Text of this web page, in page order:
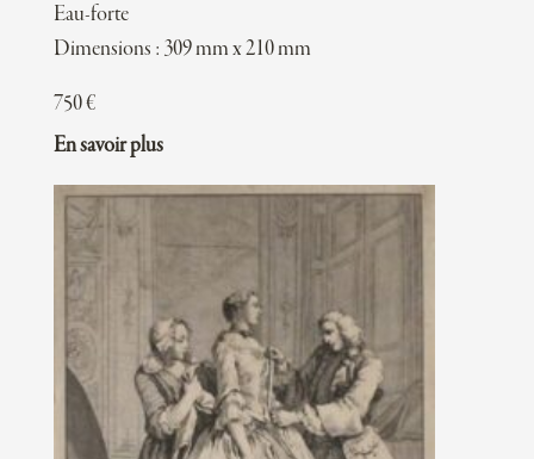
Eau-forte
Dimensions : 309 mm x 210 mm
750€
En savoir plus